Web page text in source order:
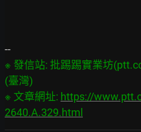
※ 發信站: 批踢踢實業坊
(臺灣)
※ 文章網址: https://
2640.A.329.html